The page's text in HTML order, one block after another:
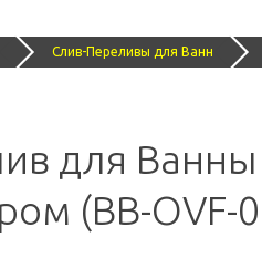
Слив-Переливы для Ванн
для Ванны
(BB-OVF-